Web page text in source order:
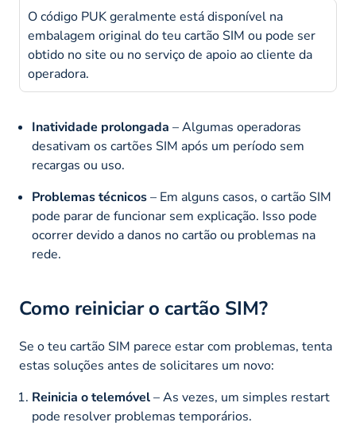
O código PUK geralmente está disponível na
embalagem original do teu cartão SIM ou pode ser
obtido no site ou no serviço de apoio ao cliente da
operadora.
Inatividade prolongada – Algumas operadoras
desativam os cartões SIM após um período sem
recargas ou uso.
Problemas técnicos– Em alguns casos, o cartão SIM
pode parar de funcionar sem explicação. Isso pode
ocorrer devido a danos no cartão ou problemas na
rede.
Como reiniciar o cartão SIM?
Se o teu cartão SIM parece estar com problemas, tenta
estas soluções antes de solicitares um novo:
Reinicia o telemóvel– As vezes, um simples restart
pode resolver problemas temporários.